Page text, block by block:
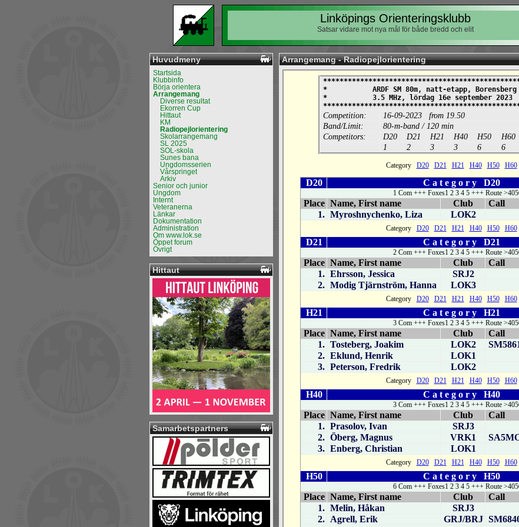
Linköpings Orienteringsklubb
Satsar vidare mot nya mål för både bredd och elit
Huvudmeny
Startsida
Klubbinfo
Börja orientera
Arrangemang
Diverse resultat
Ekorren Cup
Hittaut
KM
Radiopejlorientering
Skolarrangemang
SL 2025
SOL-skola
Sunes bana
Ungdomsserien
Vårspringet
Arkiv
Senior och junior
Ungdom
Internt
Veteranerna
Länkar
Dokumentation
Administration
Om www.lok.se
Öppet forum
Övrigt
Hittaut
Samarbetspartners
Arrangemang - Radiopejlorientering